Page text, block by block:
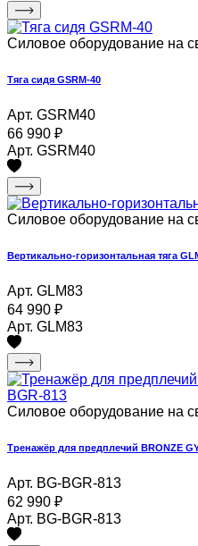
Силовое оборудование на
Тяга сидя GSRM-40
Арт. GSRM40
66 990 ₽
Арт. GSRM40
Силовое оборудование на
Вертикально-горизонтальная тяга
Арт. GLM83
64 990 ₽
Арт. GLM83
Силовое оборудование на
Тренажёр для предплечий BRONZE
Арт. BG-BGR-813
62 990 ₽
Арт. BG-BGR-813